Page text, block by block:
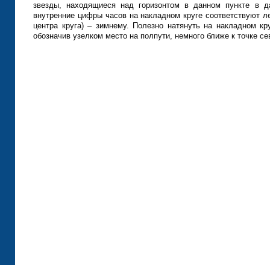
звезды, находящиеся над горизонтом в данном пункте в
внутренние цифры часов на накладном круге соответствуют
центра круга) – зимнему. Полезно натянуть на накладном
обозначив узелком место на полпути, немного ближе к точке